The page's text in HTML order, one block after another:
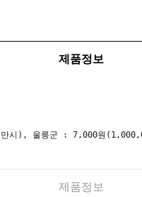
제품정보
시), 울릉군 : 7,000원
제품정보